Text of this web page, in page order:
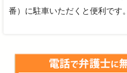
番）に駐車いただくと便利です。